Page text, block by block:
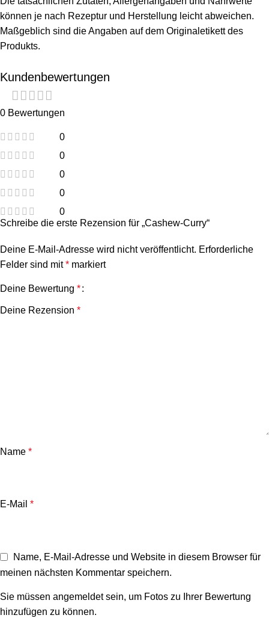
können je nach Rezeptur und Herstellung leicht abweichen.
Maßgeblich sind die Angaben auf dem Originaletikett des
Produkts.
Kundenbewertungen
0 Bewertungen
0
0
0
0
0
Schreibe die erste Rezension für „Cashew-Curry“
Deine E-Mail-Adresse wird nicht veröffentlicht. Erforderliche
Felder sind mit* markiert
Deine Bewertung *
Deine Rezension *
Name *
E-Mail *
Name, E-Mail-Adresse und Website in diesem Browser für
meinen nächsten Kommentar speichern.
Sie müssen angemeldet sein, um Fotos zu Ihrer Bewertung
hinzufügen zu können.